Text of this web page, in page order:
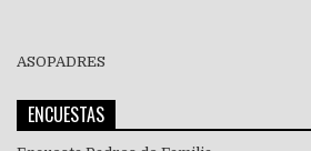
ASOPADRES
ENCUESTAS